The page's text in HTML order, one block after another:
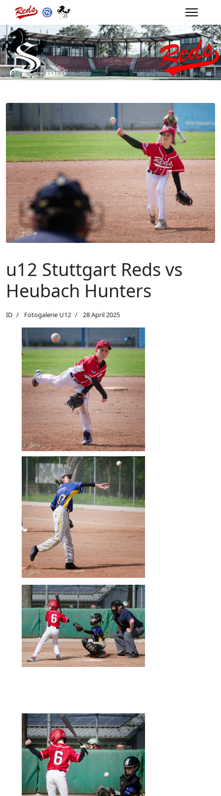
u12 Stuttgart Reds vs
Heubach Hunters
ID Fotogalerie U12 28 April 2025